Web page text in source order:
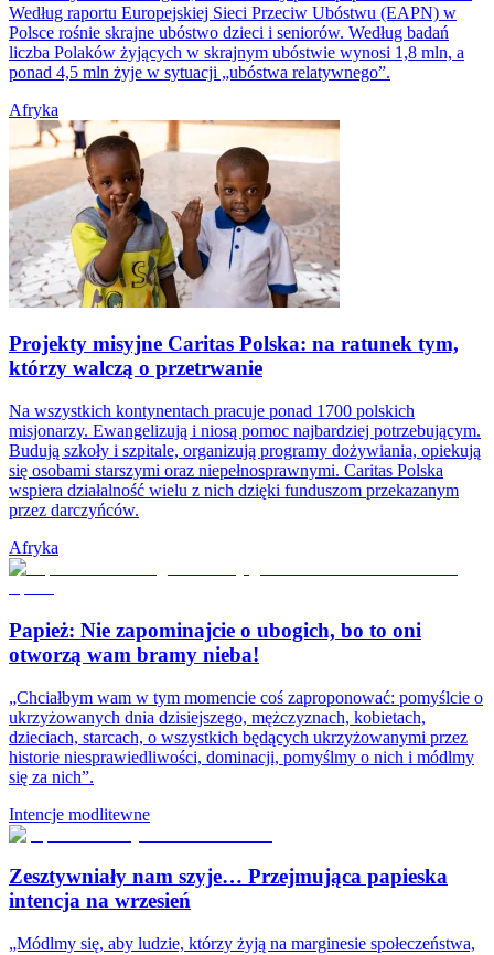
Według raportu Europejskiej Sieci Przeciw Ubóstwu (EAPN) w
Polsce rośnie skrajne ubóstwo dzieci i seniorów. Według badań
liczba Polaków żyjących w skrajnym ubóstwie wynosi 1,8 mln, a
ponad 4,5 mln żyje w sytuacji „ubóstwa relatywnego”.
Afryka
Projekty misyjne Caritas Polska: na ratunek tym,
którzy walczą o przetrwanie
Na wszystkich kontynentach pracuje ponad 1700 polskich
misjonarzy. Ewangelizują i niosą pomoc najbardziej potrzebującym.
Budują szkoły i szpitale, organizują programy dożywiania, opiekują
się osobami starszymi oraz niepełnosprawnymi. Caritas Polska
wspiera działalność wielu z nich dzięki funduszom przekazanym
przez darczyńców.
Afryka
Papież: Nie zapominajcie o ubogich, bo to oni
otworzą wam bramy nieba!
„Chciałbym wam w tym momencie coś zaproponować: pomyślcie o
ukrzyżowanych dnia dzisiejszego, mężczyznach, kobietach,
dzieciach, starcach, o wszystkich będących ukrzyżowanymi przez
historie niesprawiedliwości, dominacji, pomyślmy o nich i módlmy
się za nich”.
Intencje modlitewne
Zesztywniały nam szyje… Przejmująca papieska
intencja na wrzesień
„Módlmy się, aby ludzie, którzy żyją na marginesie społeczeństwa,